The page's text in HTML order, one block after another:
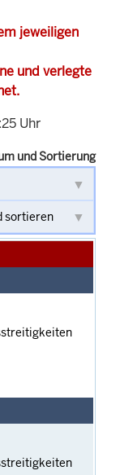
jeweiligen
und verlegte
Uhr
und Sortierung